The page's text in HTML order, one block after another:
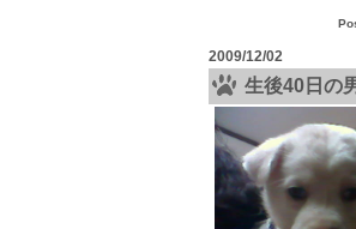
2009/12/02
生後40日の